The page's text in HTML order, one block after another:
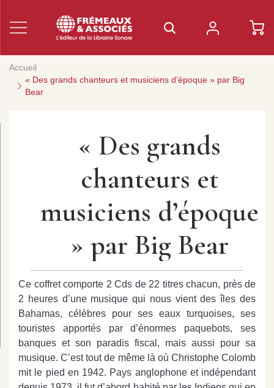
Accueil
« Des grands chanteurs et musiciens d’époque » par Big
Bear
« Des grands
chanteurs et
musiciens d’époque
» par Big Bear
Ce coffret comporte 2 Cds de 22 titres chacun, près de
2 heures d’une musique qui nous vient des îles des
Bahamas, célèbres pour ses eaux turquoises, ses
touristes apportés par d’énormes paquebots, ses
banques et son paradis fiscal, mais aussi pour sa
musique. C’est tout de même là où Christophe Colomb
mit le pied en 1942. Pays anglophone et indépendant